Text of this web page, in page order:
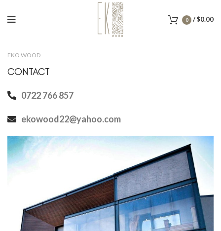
0 /$0.00
EKO WOOD
CONTACT
0722 766 857
ekowood22@yahoo.com